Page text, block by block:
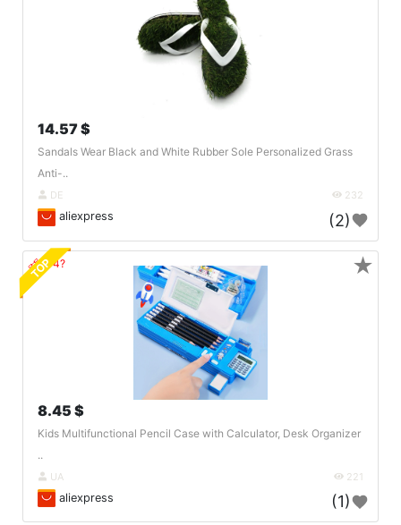
14.57 $
Sandals Wear Black and White Rubber Sole Personalized Grass
Anti-..
DE 232
aliexpress (2)
🔗404?
TOP
8.45 $
Kids Multifunctional Pencil Case with Calculator, Desk Organizer
..
UA 221
aliexpress (1)
★